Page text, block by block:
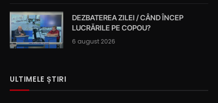
DEZBATEREA ZILEI / CÂND ÎNCEP
LUCRĂRILE PE COPOU?
6 august 2026
ULTIMELE ȘTIRI